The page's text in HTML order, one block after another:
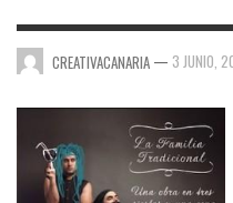
CREATIVACANARIA — 3 JUNIO,